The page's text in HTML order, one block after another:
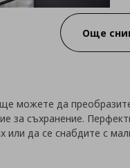
Още
можете да
за съхранение.
или да се снабдите с